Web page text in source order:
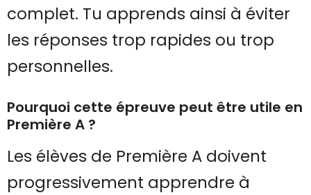
complet. Tu apprends ainsi à éviter
les réponses trop rapides ou trop
personnelles.
Pourquoi cette épreuve peut être utile en
Première A ?
Les élèves de Première A doivent
progressivement apprendre à